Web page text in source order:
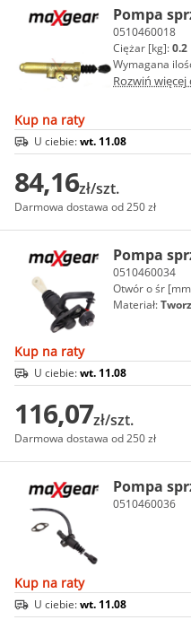
Pompa
0510460018
Ciężar [kg]:0.2
Wymagana
Rozwiń więcej
Kup na raty
U ciebie:wt. 11.08
84,16zł/szt.
Darmowa dostawa od 250 zł
Pompa
0510460034
Otwór o śr
Materiał:
Kup na raty
U ciebie:wt. 11.08
116,07zł/szt.
Darmowa dostawa od 250 zł
Pompa
0510460036
Kup na raty
U ciebie:wt. 11.08